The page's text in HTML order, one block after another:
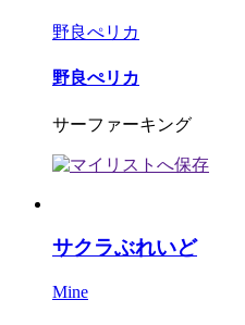
野良ぺリカ
野良ぺリカ
サーファーキング
サクラぶれいど
Mine